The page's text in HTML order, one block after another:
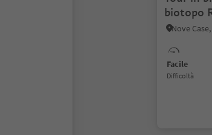
biotopo
Facile
Difficoltà